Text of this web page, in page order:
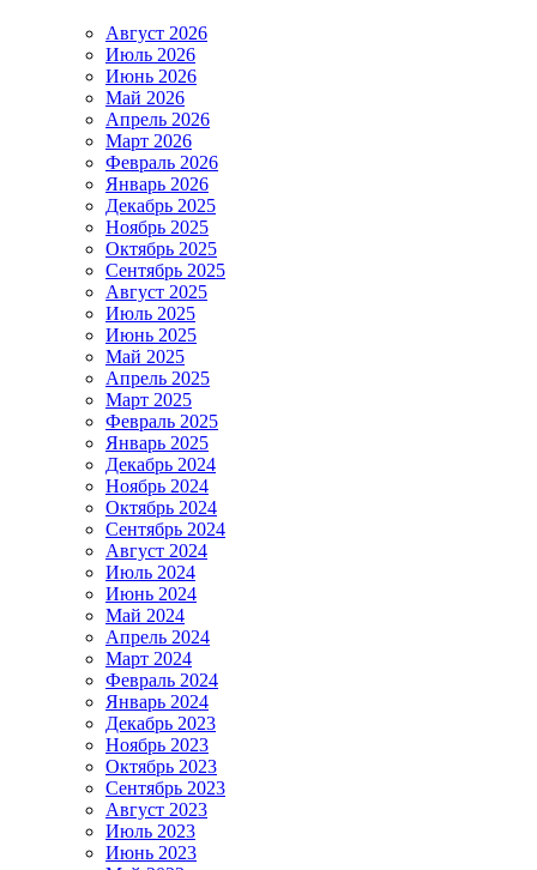
Август 2026
Июль 2026
Июнь 2026
Май 2026
Апрель 2026
Март 2026
Февраль 2026
Январь 2026
Декабрь 2025
Ноябрь 2025
Октябрь 2025
Сентябрь 2025
Август 2025
Июль 2025
Июнь 2025
Май 2025
Апрель 2025
Март 2025
Февраль 2025
Январь 2025
Декабрь 2024
Ноябрь 2024
Октябрь 2024
Сентябрь 2024
Август 2024
Июль 2024
Июнь 2024
Май 2024
Апрель 2024
Март 2024
Февраль 2024
Январь 2024
Декабрь 2023
Ноябрь 2023
Октябрь 2023
Сентябрь 2023
Август 2023
Июль 2023
Июнь 2023